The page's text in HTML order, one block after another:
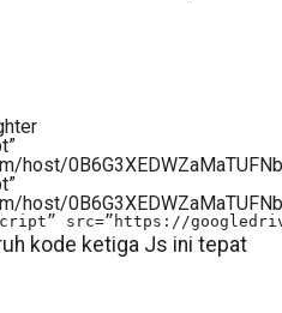
host/
host/
src=”https://
kode ketiga Js ini tepat